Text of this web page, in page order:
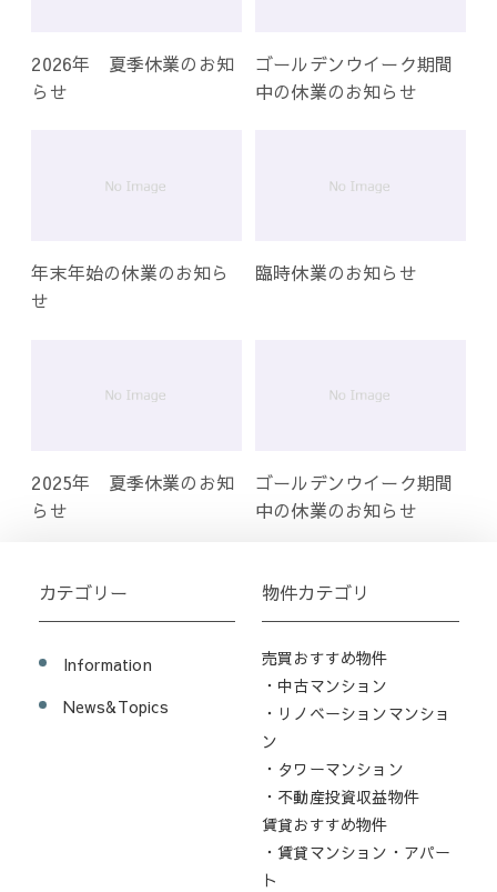
2026年 夏季休業のお知
らせ
ゴールデンウイーク期間
中の休業のお知らせ
年末年始の休業のお知ら
せ
臨時休業のお知らせ
2025年 夏季休業のお知
らせ
ゴールデンウイーク期間
中の休業のお知らせ
カテゴリー
Information
News&Topics
物件カテゴリ
売買おすすめ物件
・中古マンション
・リノベーションマンショ
ン
・タワーマンション
・不動産投資収益物件
賃貸おすすめ物件
・賃貸マンション・アパー
ト